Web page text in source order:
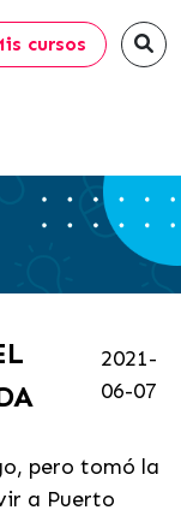
cursos
2021-
06-07
pero tomó la
a Puerto